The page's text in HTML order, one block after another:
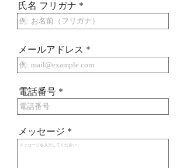
氏名 フリガナ
メールアドレス
電話番号
メッセージ